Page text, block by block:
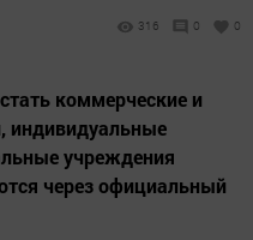
316 0 0
коммерческие и
индивидуальные
учреждения
через официальный